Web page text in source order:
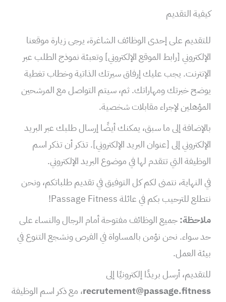
كيفية التقديم
للتقديم على إحدى الوظائف الشاغرة، يرجى زيارة موقعنا
الإلكتروني [رابط الموقع الإلكتروني] وتعبئة نموذج الطلب عبر
الإنترنت. يجب عليك إرفاق سيرتك الذاتية وخطاب تغطية
يوضح خبرتك ومهاراتك. ثم، سيتم التواصل مع المرشحين
المؤهلين لإجراء مقابلات شخصية.
بالإضافة إلى ما سبق، يمكنك أيضًا إرسال طلبك عبر البريد
الإلكتروني إلى [عنوان البريد الإلكتروني]. تذكر أن تذكر اسم
الوظيفة التي تتقدم لها في موضوع البريد الإلكتروني.
في النهاية، نتمنى لكم كل التوفيق في تقديم طلباتكم، ونحن
نتطلع للترحيب بكم في عائلة Passage Fitness!
ملاحظة:جميع الوظائف مفتوحة أمام الرجال والنساء على
حد سواء. نحن نؤمن بالمساواة في الفرص ونشجع التنوع في
بيئة العمل.
للتقديم، أرسل بريدًا إلكترونيًا إلى
recrutement@passage.fitness، مع ذكر اسم الوظيفة